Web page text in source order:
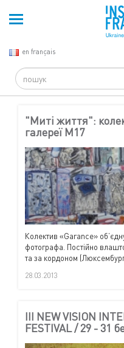
en français
Search
"Миті життя":
галереї М17
Колектив «Garance»
фотографа. Постійно
та за кордоном
28.03.2013
III NEW VISION
FESTIVAL / 29 - 31